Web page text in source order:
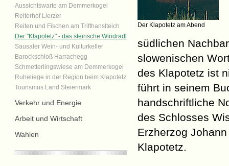
Aussichtswarte am Demmerkogel
Reiterhof Lierzer
Reiten und Fischen am Trifthanslteich
Der "Klapotetz" - das steirische Windradl
Sausaler Wein- und Kulturkeller
Barockschloß Harrachegg
Schmetterlingswiese am Demmerkogel
Ruheliege in der Region beim Klapotetz
Tourismus Land Steiermark
Verkehr und Energie
Arbeit und Wirtschaft
Wahlen
Der Klapotetz am Abend
südlichen
slowenischen
des Klapotetz ist
führt in seinem
handschriftliche
des Schlosses
Erzherzog
Klapotetz.